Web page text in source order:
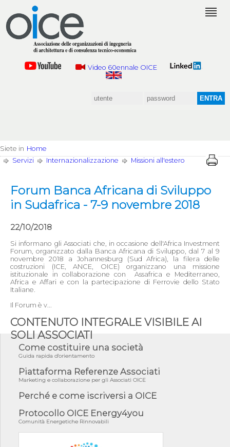
Video 60ennale OICE
Siete in Home
Servizi
Internazionalizzazione Missioni all'estero
Forum Banca Africana di Sviluppo
in Sudafrica - 7-9 novembre 2018
22/10/2018
Si informano gli Associati che, in occasione dell'Africa Investment
Forum, organizzato dalla Banca Africana di Sviluppo, dal 7 al 9
novembre 2018 a Johannesburg (Sud Africa), la filera delle
costruzioni (ICE, ANCE, OICE) organizzano una missione
istituzionale in collaborazione con Assafrica e Mediterraneo,
Africa e Affari e con la partecipazione di Ferrovie dello Stato
Italiane.
Il Forum è v...
CONTENUTO INTEGRALE VISIBILE AI
SOLI ASSOCIATI
Come costituire una società
Guida rapida d'orientamento
Piattaforma Referenze Associati
Marketing e collaborazione per gli Associati OICE
Perché e come iscriversi a OICE
Protocollo OICE Energy4you
Comunità Energetiche Rinnovabili